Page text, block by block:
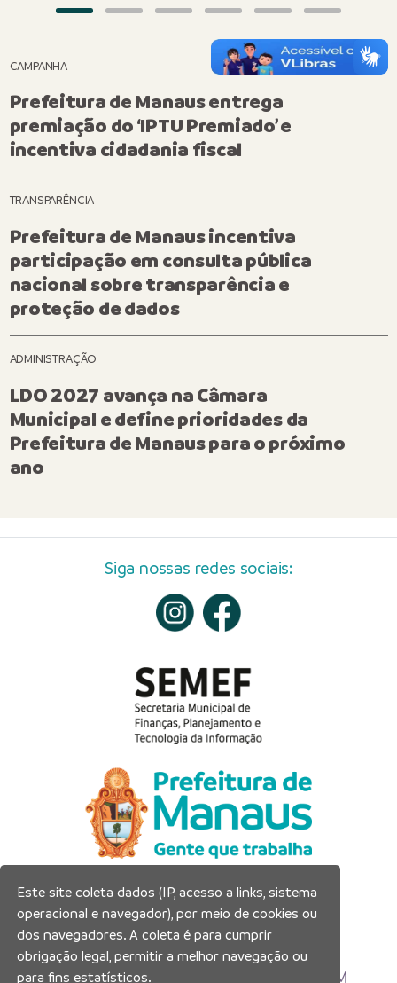
CAMPANHA
Prefeitura de Manaus entrega
premiação do ‘IPTU Premiado’ e
incentiva cidadania fiscal
TRANSPARÊNCIA
Prefeitura de Manaus incentiva
participação em consulta pública
nacional sobre transparência e
proteção de dados
ADMINISTRAÇÃO
LDO 2027 avança na Câmara
Municipal e define prioridades da
Prefeitura de Manaus para o próximo
ano
Siga nossas redes sociais:
Prefeitura Municipal de Manaus
Município de Manaus
CNPJ:04.365.326.0001-73
Av. Brasil, 2971 – Compensa, Manaus-AM
Este site coleta dados (IP, acesso a links, sistema
operacional e navegador), por meio de cookies ou
dos navegadores. A coleta é para cumprir
obrigação legal, permitir a melhor navegação ou
para fins estatísticos.